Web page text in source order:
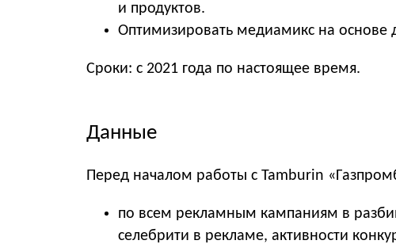
и продуктов.
Оптимизировать медиамикс на
Сроки: с 2021 года по настоящее время.
Данные
Перед началом работы с Tamburin
по всем рекламным кампаниям в
селебрити в рекламе, активности